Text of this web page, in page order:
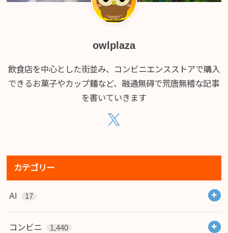
owlplaza
飲食店を中心とした街並み、コンビニエンスストアで購入
できるお菓子やカップ麺など、融通無碍で荒唐無稽な記事
を書いていきます
カテゴリー
AI 17
コンビニ 1,440